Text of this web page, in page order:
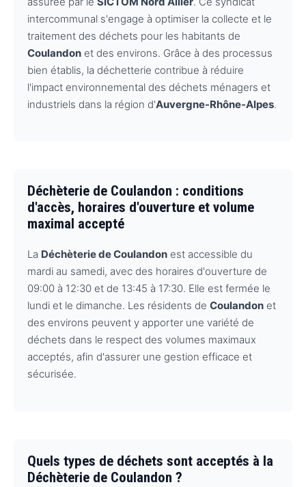
intercommunal s'engage à optimiser la collecte et le
traitement des déchets pour les habitants de
Coulandon et des environs. Grâce à des processus
bien établis, la déchetterie contribue à réduire
l'impact environnemental des déchets ménagers et
industriels dans la région d'Auvergne-Rhône-Alpes.
Déchèterie de Coulandon : conditions
d'accès, horaires d'ouverture et volume
maximal accepté
La Déchèterie de Coulandon est accessible du
mardi au samedi, avec des horaires d'ouverture de
09:00 à 12:30 et de 13:45 à 17:30. Elle est fermée le
lundi et le dimanche. Les résidents de Coulandon et
des environs peuvent y apporter une variété de
déchets dans le respect des volumes maximaux
acceptés, afin d'assurer une gestion efficace et
sécurisée.
Quels types de déchets sont acceptés à la
Déchèterie de Coulandon ?